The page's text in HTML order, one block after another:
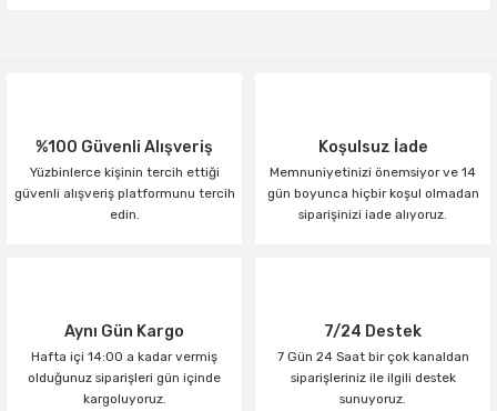
%100 Güvenli Alışveriş
Yüzbinlerce kişinin tercih ettiği
güvenli alışveriş platformunu tercih
edin.
Koşulsuz İade
Memnuniyetinizi önemsiyor ve 14
gün boyunca hiçbir koşul olmadan
siparişinizi iade alıyoruz.
Aynı Gün Kargo
Hafta içi 14:00 a kadar vermiş
olduğunuz siparişleri gün içinde
kargoluyoruz.
7/24 Destek
7 Gün 24 Saat bir çok kanaldan
siparişleriniz ile ilgili destek
sunuyoruz.